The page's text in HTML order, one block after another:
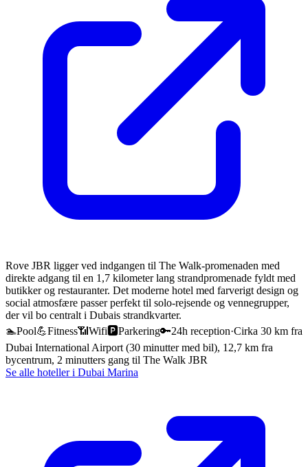
Rove JBR ligger ved indgangen til The Walk-promenaden med
direkte adgang til en 1,7 kilometer lang strandpromenade fyldt med
butikker og restauranter. Det moderne hotel med farverigt design og
social atmosfære passer perfekt til solo-rejsende og vennegrupper,
der vil bo centralt i Dubais strandkvarter.
🏊Pool💪Fitness📶 Wifi🅿️Parkering🔑24h reception·Cirka 30 km fra
Dubai International Airport (30 minutter med bil), 12,7 km fra
bycentrum, 2 minutters gang til The Walk JBR
Se alle hoteller i Dubai Marina